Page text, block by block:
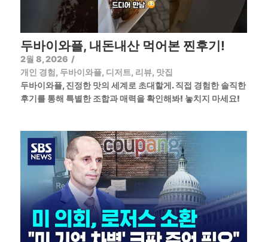
두바이와플, 내돈내산 먹어본 찐후기!
2월 8, 2026 /
개인 경험, 두바이와플, 디저트, 리뷰, 맛집
두바이와플, 진정한 맛의 세계로 초대할게. 직접 경험한 솔직한
후기를 통해 특별한 조합과 매력을 확인해봐! 놓치지 마세요!